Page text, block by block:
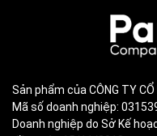
Sản phẩm của CÔNG TY CỔ
Mã số doanh nghiệp:
Doanh nghiệp do Sở Kế